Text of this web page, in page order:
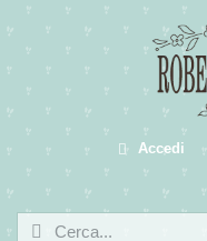
Accedi